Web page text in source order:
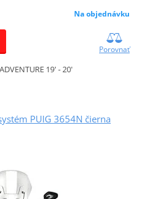
Na objednávku
Porovnať
19' - 20'
PUIG 3654N čierna